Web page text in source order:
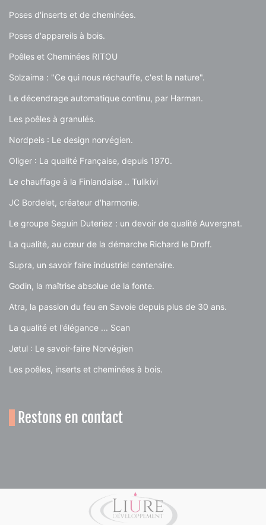
Poses d'inserts et de cheminées.
Poses d'appareils à bois.
Poêles et Cheminées RITOU
Solzaima : "Ce qui nous réchauffe, c'est la nature".
Le décendrage automatique continu, par Harman.
Les poêles à granulés.
Nordpeis : Le design norvégien.
Oliger : La qualité Française, depuis 1970.
Le chauffage à la Finlandaise .. Tulikivi
JC Bordelet, créateur d'harmonie.
Le groupe Seguin Duteriez : un devoir de qualité Auvergnat.
La qualité, au cœur de la démarche Richard le Droff.
Supra, un savoir faire industriel centenaire.
Godin, la maîtrise absolue de la fonte.
Atra, la passion du feu en Savoie depuis plus de 30 ans.
La qualité et l'élégance ... Scan
Jøtul : Le savoir-faire Norvégien
Les poêles, inserts et cheminées à bois.
Restons en contact